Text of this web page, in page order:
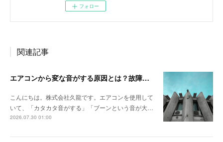
フォロー
関連記事
エアコンから変な音がする原因とは？故障のサインかもしれません【空調設備のことなら株式会社久龍】
こんにちは。株式会社久龍です。エアコンを使用して
いて、「カタカタ音がする」「ブーンという音が大…
2026.07.30 01:00